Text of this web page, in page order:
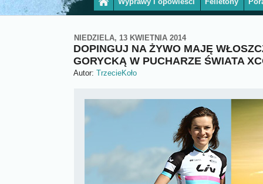
NIEDZIELA, 13 KWIETNIA 2014
DOPINGUJ NA ŻYWO MAJĘ
GORYCKĄ W PUCHARZE ŚWIATA
Autor: TrzecieKoło